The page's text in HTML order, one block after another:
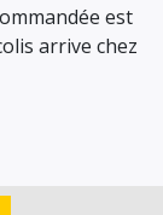
est
arrive chez